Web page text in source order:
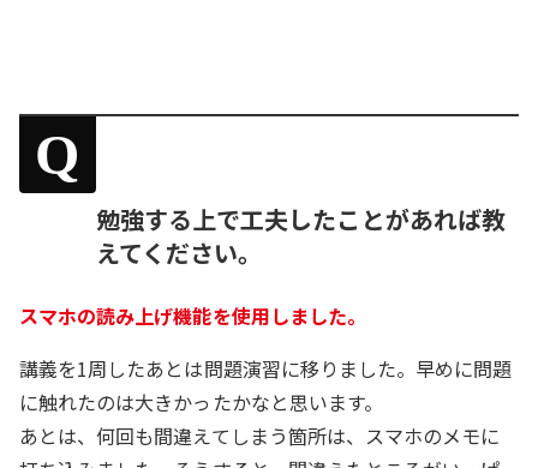
Q
勉強する上で工夫したことがあれば教
えてください。
スマホの読み上げ機能を使用しました。
講義を1周したあとは問題演習に移りました。早めに問題
に触れたのは大きかったかなと思います。
あとは、何回も間違えてしまう箇所は、スマホのメモに